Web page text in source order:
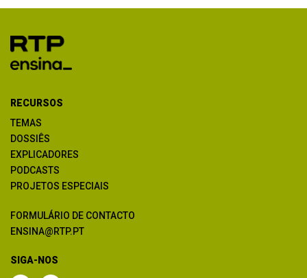
RECURSOS
TEMAS
DOSSIÊS
EXPLICADORES
PODCASTS
PROJETOS ESPECIAIS
FORMULÁRIO DE CONTACTO
ENSINA@RTP.PT
SIGA-NOS